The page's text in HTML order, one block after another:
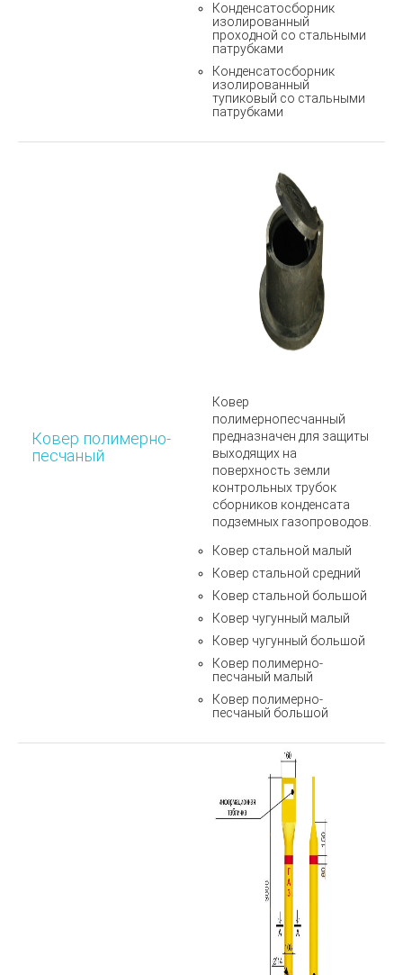
Конденсатосборник
изолированный
проходной со стальными
патрубками
Конденсатосборник
изолированный
тупиковый со стальными
патрубками
Ковер полимерно-
песчаный
Ковер
полимернопесчанный
предназначен для защиты
выходящих на
поверхность земли
контрольных трубок
сборников конденсата
подземных газопроводов.
Ковер стальной малый
Ковер стальной средний
Ковер стальной большой
Ковер чугунный малый
Ковер чугунный большой
Ковер полимерно-
песчаный малый
Ковер полимерно-
песчаный большой